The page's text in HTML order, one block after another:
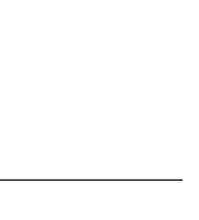
modo de navegación